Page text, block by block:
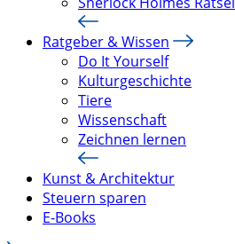
Ratgeber & Wissen
Do It Yourself
Kulturgeschichte
Tiere
Wissenschaft
Zeichnen lernen
Kunst & Architektur
Steuern sparen
E-Books